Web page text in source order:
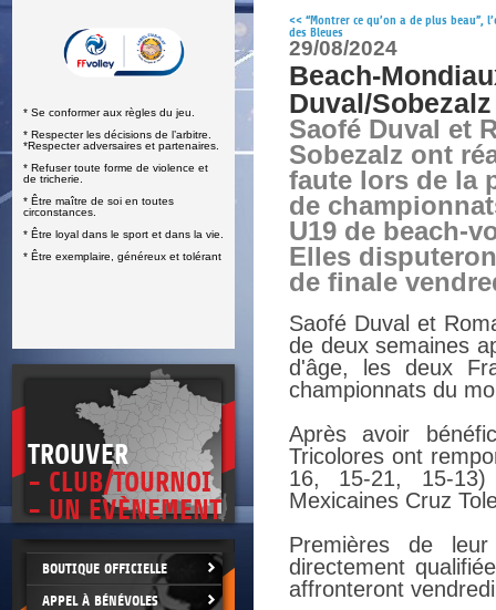
* Se conformer aux règles du jeu.
* Respecter les décisions de l’arbitre.
*Respecter adversaires et partenaires.
* Refuser toute forme de violence et
de tricherie.
* Être maître de soi en toutes
circonstances.
* Être loyal dans le sport et dans la vie.
* Être exemplaire, généreux et tolérant
TROUVER
- CLUB/TOURNOI
- UN EVÈNEMENT
BOUTIQUE OFFICIELLE
APPEL À BÉNÉVOLES
<< “Montrer ce qu’on a de plus beau”,
des Bleues
29/08/2024
Beach-
Duval/
Saofé Duval et
Sobezalz ont
faute lors de la
de
U19 de beach-
Elles
de finale
Saofé Duval et
de deux semaines
d'âge, les deux
championnats du
Après avoir
Tricolores ont
16, 15-21, 15-
Mexicaines Cruz
Premières de
directement
affronteront